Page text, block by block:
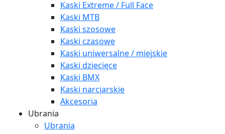
Kaski Extreme / Full Face
Kaski MTB
Kaski szosowe
Kaski czasowe
Kaski uniwersalne / miejskie
Kaski dziecięce
Kaski BMX
Kaski narciarskie
Akcesoria
Ubrania
Ubrania